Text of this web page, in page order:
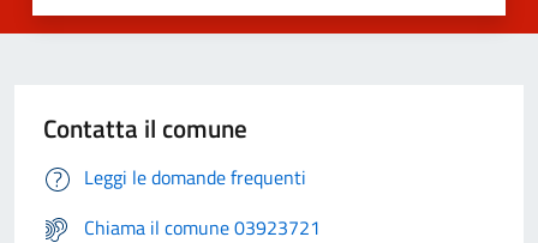
Contatta il comune
Leggi le domande frequenti
Chiama il comune 03923721